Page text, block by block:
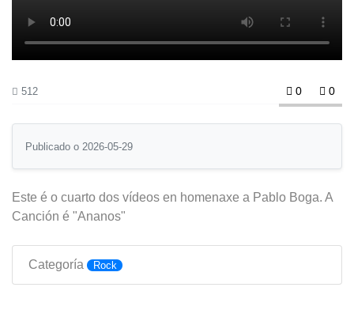
512 0 0
Publicado o 2026-05-29
Este é o cuarto dos vídeos en homenaxe a Pablo Boga. A
Canción é "Ananos"
Categoría Rock